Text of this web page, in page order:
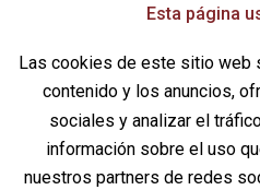
ÚLTIMAS NOVEDADES
¡CD PHARMA,
28 de septiembre
Esta página
Las cookies de este sitio web
contenido y los anuncios,
sociales y analizar el
información sobre el uso
nuestros partners de redes